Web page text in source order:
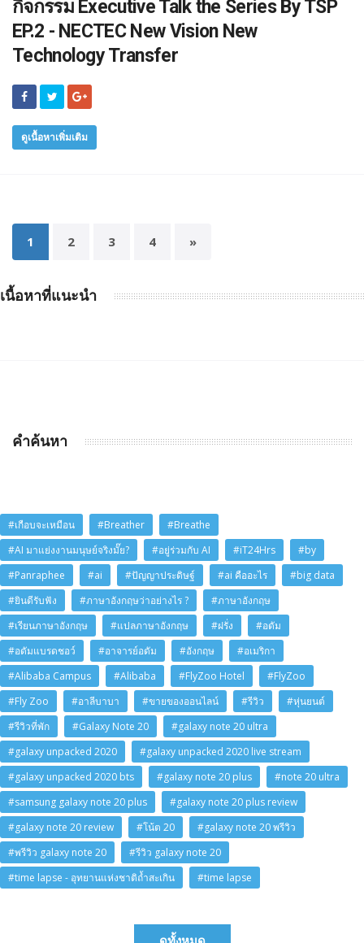
กิจกรรม Executive Talk the Series By TSP
EP.2 - NECTEC New Vision New
Technology Transfer
ดูเนื้อหาเพิ่มเติม
1 2 3 4 »
เนื้อหาที่แนะนำ
คำค้นหา
#เกือบจะเหมือน #Breather
#Breathe
#AI มาแย่งงานมนุษย์จริงมั๊ย?
#อยู่ร่วมกับ AI #iT24Hrs
#by
#Panraphee
#ai #ปัญญาประดิษฐ์ #ai คืออะไร
#big data
#ยินดีรับฟัง
#ภาษาอังกฤษว่าอย่างไร ?
#ภาษาอังกฤษ
#เรียนภาษาอังกฤษ
#แปลภาษาอังกฤษ #ฝรั่ง
#อดัม
#อดัมแบรดชอว์
#อาจารย์อดัม #อังกฤษ
#อเมริกา
#Alibaba Campus
#Alibaba #FlyZoo Hotel
#FlyZoo
#Fly Zoo
#อาลีบาบา #ขายของออนไลน์ #รีวิว
#หุ่นยนต์
#รีวิวที่พัก
#Galaxy Note 20
#galaxy note 20 ultra
#galaxy unpacked 2020
#galaxy unpacked 2020 live stream
#galaxy unpacked 2020 bts
#galaxy note 20 plus
#note 20 ultra
#samsung galaxy note 20 plus
#galaxy note 20 plus review
#galaxy note 20 review
#โน้ต 20
#galaxy note 20 พรีวิว
#พรีวิว galaxy note 20
#รีวิว galaxy note 20
#time lapse - อุทยานแห่งชาติถ้ำสะเกิน
#time lapse